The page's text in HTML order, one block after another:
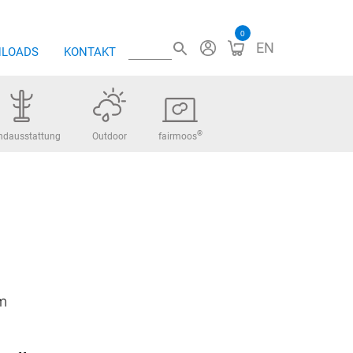
KONTAKT
0
EN
Outdoor fairmoos®